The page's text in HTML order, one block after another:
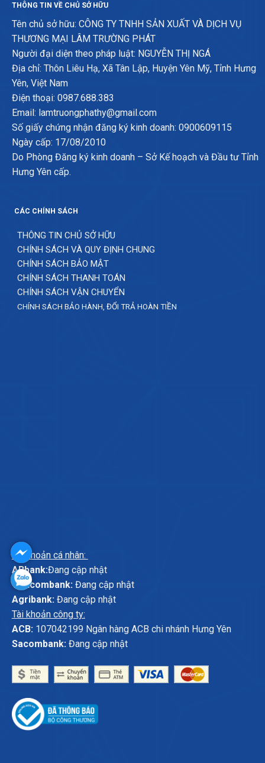
THÔNG TIN VỀ CHỦ SỞ HỮU
Tên chủ sở hữu: CÔNG TY TNHH SẢN XUẤT VÀ DỊCH VỤ
THƯƠNG MẠI LÂM TRƯỜNG PHÁT
Người đại diện theo pháp luật: NGUYỄN THỊ NGÁ
Địa chỉ: Thôn Liêu Hạ, Xã Tân Lập, Huyện Yên Mỹ, Tỉnh Hưng
Yên, Việt Nam
Điện thoại: 0987.688.383
Email: lamtruongphathy@gmail.com
Số giấy chứng nhận đăng ký kinh doanh: 0900609115
Ngày cấp: 17/08/2010
Do Phòng Đăng ký kinh doanh – Sở Kế hoạch và Đầu tư Tỉnh
Hưng Yên cấp.
CÁC CHÍNH SÁCH
THÔNG TIN CHỦ SỞ HỮU
CHÍNH SÁCH VÀ QUY ĐỊNH CHUNG
CHÍNH SÁCH BẢO MẬT
CHÍNH SÁCH THANH TOÁN
CHÍNH SÁCH VẬN CHUYỂN
CHÍNH SÁCH BẢO HÀNH, ĐỔI TRẢ HOÀN TIỀN
Tài khoản cá nhân:
ABbank:Đang cập nhật
Vietcombank:Đang cập nhật
Agribank:Đang cập nhật
Tài khoản công ty:
ACB:107042199 Ngân hàng ACB chi nhánh Hưng Yên
Sacombank:Đang cập nhật